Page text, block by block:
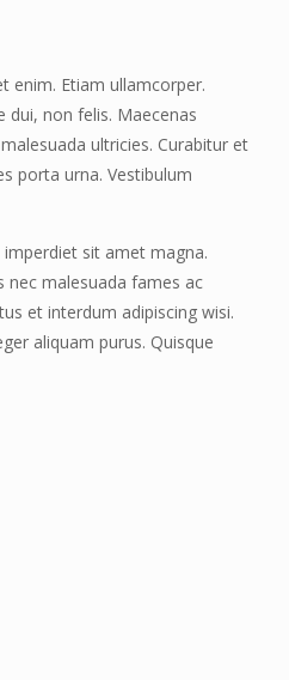
enim. Etiam ullamcorper.
dui, non felis. Maecenas
ultricies. Curabitur et
porta urna. Vestibulum
sit amet magna.
nec malesuada fames ac
et interdum adipiscing wisi.
aliquam purus. Quisque